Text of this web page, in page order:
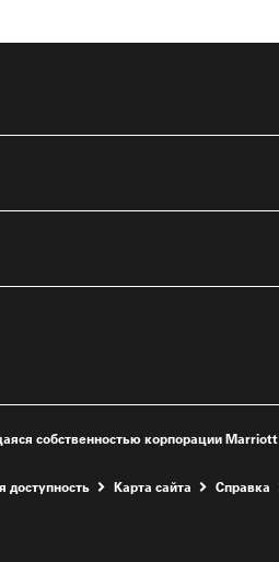
собственностью корпорации Marriott
доступность Kарта сайта Справка